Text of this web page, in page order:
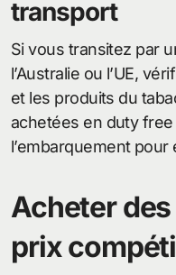
transport
Si vous transitez par
l’Australie ou l’UE,
et les produits du
achetées en duty
l’embarquement
Acheter
prix